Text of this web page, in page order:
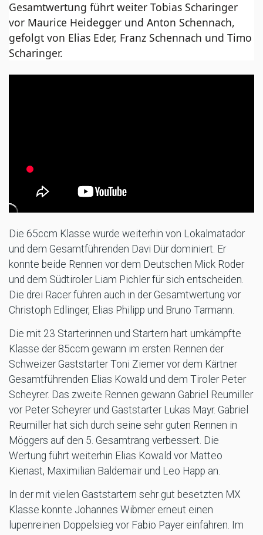
Gesamtwertung führt weiter Tobias Scharinger
vor Maurice Heidegger und Anton Schennach,
gefolgt von Elias Eder, Franz Schennach und Timo
Scharinger.
Die 65ccm Klasse wurde weiterhin von Lokalmatador
und dem Gesamtführenden Davi Dür dominiert. Er
konnte beide Rennen vor dem Deutschen Mick Roder
und dem Südtiroler Liam Pichler für sich entscheiden.
Die drei Racer führen auch in der Gesamtwertung vor
Christoph Edlinger, Elias Philipp und Bruno Tarmann.
Die mit 23 Starterinnen und Startern hart umkämpfte
Klasse der 85ccm gewann im ersten Rennen der
Schweizer Gaststarter Toni Ziemer vor dem Kärtner
Gesamtführenden Elias Kowald und dem Tiroler Peter
Scheyrer. Das zweite Rennen gewann Gabriel Reumiller
vor Peter Scheyrer und Gaststarter Lukas Mayr. Gabriel
Reumiller hat sich durch seine sehr guten Rennen in
Möggers auf den 5. Gesamtrang verbessert. Die
Wertung führt weiterhin Elias Kowald vor Matteo
Kienast, Maximilian Baldemair und Leo Happ an.
In der mit vielen Gaststartern sehr gut besetzten MX
Klasse konnte Johannes Wibmer erneut einen
lupenreinen Doppelsieg vor Fabio Payer einfahren. Im